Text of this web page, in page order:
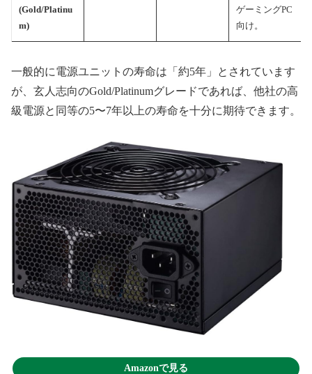
(Gold/Platinu
m)
ゲーミングPC
向け。
一般的に電源ユニットの寿命は「約5年」とされています
が、玄人志向のGold/Platinumグレードであれば、他社の高
級電源と同等の5〜7年以上の寿命を十分に期待できます。
Amazonで見る